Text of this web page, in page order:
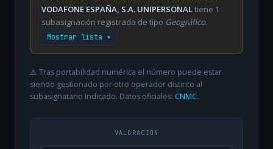
VODAFONE ESPAÑA, S.A. UNIPERSONALtiene 1
subasignación registrada de tipo Geográfico.
Mostrar lista ▾
⚠️ Tras portabilidad numérica el número puede estar
siendo gestionado por otro operador distinto al
subasignatario indicado. Datos oficiales: CNMC.
VALORACIÓN